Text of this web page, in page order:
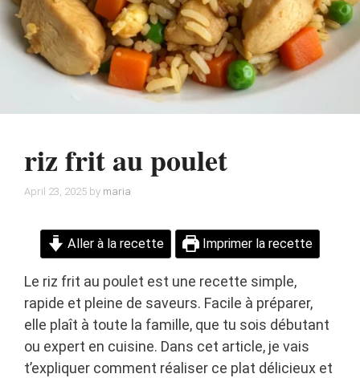
riz frit au poulet
April 23, 2025 by maria
Aller à la recette Imprimer la recette
Le riz frit au poulet est une recette simple,
rapide et pleine de saveurs. Facile à préparer,
elle plaît à toute la famille, que tu sois débutant
ou expert en cuisine. Dans cet article, je vais
t’expliquer comment réaliser ce plat délicieux et